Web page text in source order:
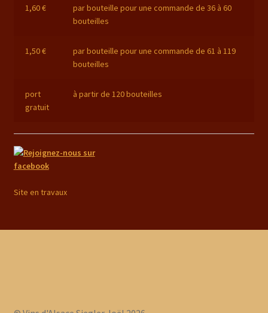
Tarif transport
Travailler la vigne
1,60 €
par bouteille pour une commande de 36 à 60
bouteilles
1,50 €
par bouteille pour une commande de 61 à 119
bouteilles
port
gratuit
à partir de 120 bouteilles
Site en travaux